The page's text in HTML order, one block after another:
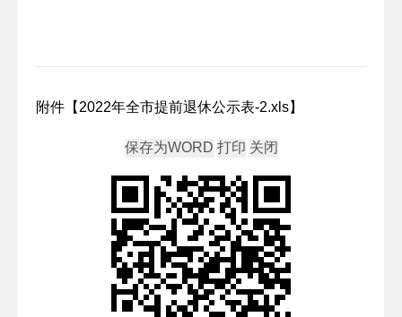
附件【 2022年全市提前退休公示表-2.xls】